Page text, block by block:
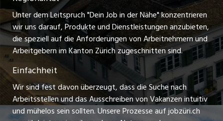
Freelance Jobs
Praktikum-Jobs
Lehrstellen
Ferienjobs
Führungspositionen
Stellenmeldepflicht
myjob.ch
schaffu.ch (VS)
ajourjob.ch
limmattalerzeitung.ch
Unter dem Leitspruch "Dein Job in der Nähe" konzentrieren
wir uns darauf, Produkte und Dienstleistungen anzubieten,
die speziell auf die Anforderungen von Arbeitnehmern und
Arbeitgebern im Kanton Zürich zugeschnitten sind.
Einfachheit
Wir sind fest davon überzeugt, dass die Suche nach
Arbeitsstellen und das Ausschreiben von Vakanzen intuitiv
und mühelos sein sollten. Unsere Prozesse auf jobzüri.ch